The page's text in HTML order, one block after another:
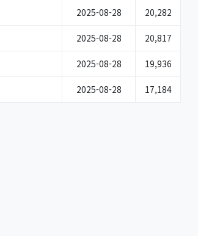
2025-08-28 20,282
2025-08-28 20,817
2025-08-28 19,936
2025-08-28 17,184